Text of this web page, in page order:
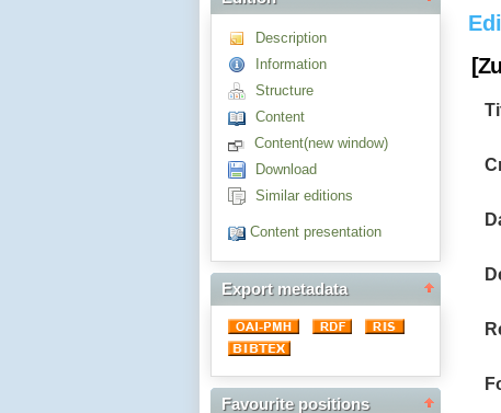
Description
Information
Structure
Content
Content(new window)
Download
Similar editions
Content presentation
Export metadata
Favourite positions